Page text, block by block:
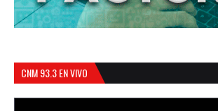
CNM 93.3 EN VIVO